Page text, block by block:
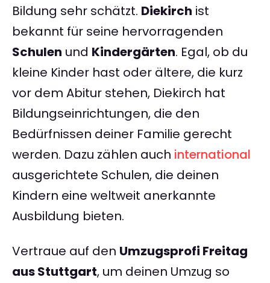
Bildung sehr schätzt. Diekirch ist
bekannt für seine hervorragenden
Schulen und Kindergärten. Egal, ob du
kleine Kinder hast oder ältere, die kurz
vor dem Abitur stehen, Diekirch hat
Bildungseinrichtungen, die den
Bedürfnissen deiner Familie gerecht
werden. Dazu zählen auch international
ausgerichtete Schulen, die deinen
Kindern eine weltweit anerkannte
Ausbildung bieten.
Vertraue auf den Umzugsprofi Freitag
aus Stuttgart, um deinen Umzug so